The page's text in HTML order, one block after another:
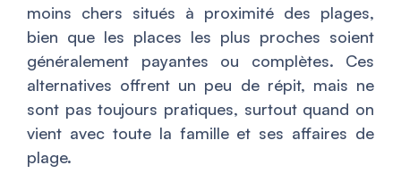
moins chers situés à proximité des plages,
bien que les places les plus proches soient
généralement payantes ou complètes. Ces
alternatives offrent un peu de répit, mais ne
sont pas toujours pratiques, surtout quand on
vient avec toute la famille et ses affaires de
plage.